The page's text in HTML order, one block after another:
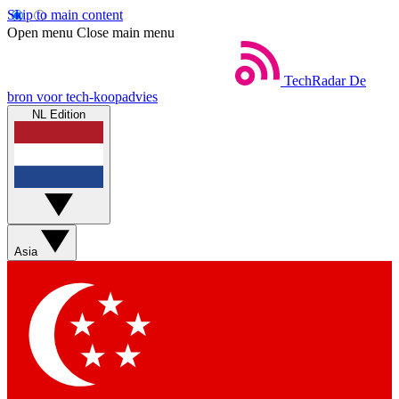
Skip to main content
Open menu Close main menu
TechRadar De
bron voor tech-koopadvies
NL Edition
Asia